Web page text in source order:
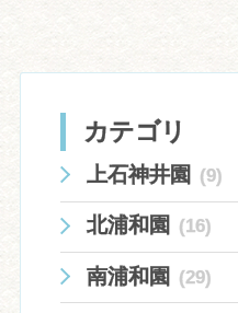
カテゴリ
上石神井園 (9)
北浦和園 (16)
南浦和園 (29)